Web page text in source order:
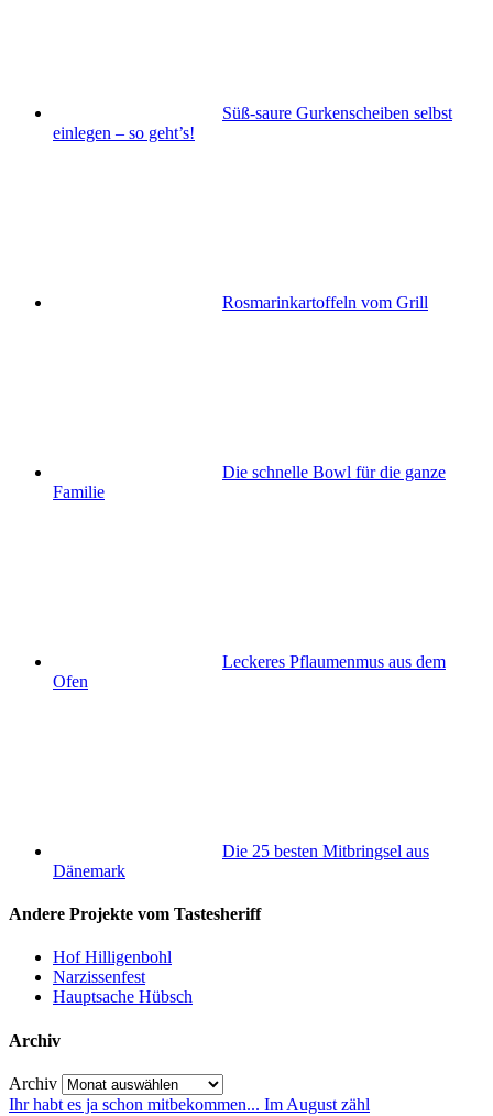
Süß-saure Gurkenscheiben selbst
einlegen – so geht’s!
Rosmarinkartoffeln vom Grill
Die schnelle Bowl für die ganze
Familie
Leckeres Pflaumenmus aus dem
Ofen
Die 25 besten Mitbringsel aus
Dänemark
Andere Projekte vom Tastesheriff
Hof Hilligenbohl
Narzissenfest
Hauptsache Hübsch
Archiv
Archiv
Ihr habt es ja schon mitbekommen... Im August zähl